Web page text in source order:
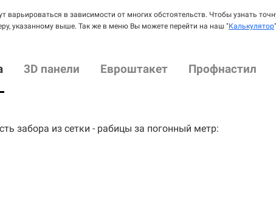
в зависимости от многих обстоятельств. Чтобы узнать
указанному выше. Так же в меню Вы можете перейти на наш "Калькулятор
3D панели Евроштакет Профнастил
забора из сетки - рабицы за погонный метр: